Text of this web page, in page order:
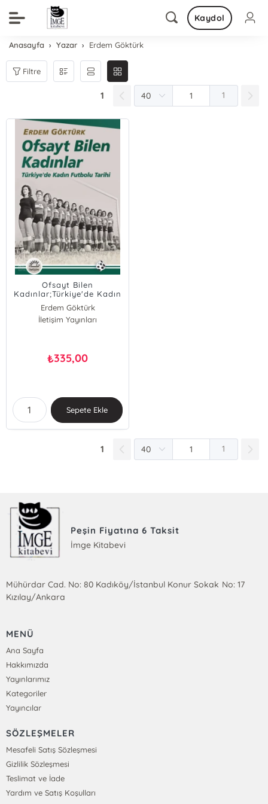
Kaydol
Anasayfa Yazar Erdem Göktürk
Filtre
1 1
Ofsayt Bilen
Kadınlar;Türkiye'de Kadın
Futbolu Tarihi
Erdem Göktürk
İletişim Yayınları
₺335,00
Sepete Ekle
1 1
Peşin Fiyatına 6 Taksit
İmge Kitabevi
Mühürdar Cad. No: 80 Kadıköy/İstanbul Konur Sokak No: 17
Kızılay/Ankara
MENÜ
Ana Sayfa
Hakkımızda
Yayınlarımız
Kategoriler
Yayıncılar
SÖZLEŞMELER
Mesafeli Satış Sözleşmesi
Gizlilik Sözleşmesi
Teslimat ve İade
Yardım ve Satış Koşulları